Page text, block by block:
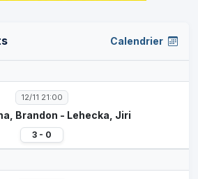
Calendrier
12/11 21:00
Brandon - Lehecka, Jiri
3 - 0